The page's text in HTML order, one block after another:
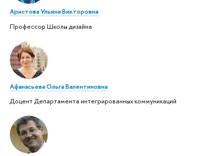
Аристова Ульяна Викторовна
Профессор Школы дизайна
Афанасьева Ольга Валентиновна
Доцент Департамента интегрированных коммуникаций